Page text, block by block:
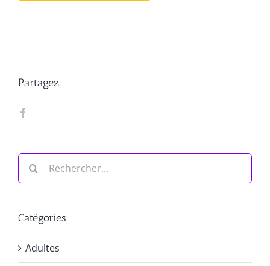
Partagez
Rechercher:
Catégories
Adultes